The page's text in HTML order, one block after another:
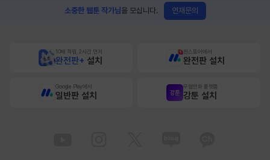
소중한 웹툰 작가님을 모십니다. 연재문의
10배 적립, 2시간 먼저
완전판+ 설치
원스토어에서
완전판 설치
Google Play에서
일반판 설치
무협만화 플랫폼
강툰 설치